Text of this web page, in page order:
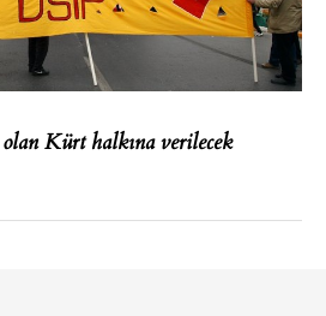
Kürt halkına verilecek